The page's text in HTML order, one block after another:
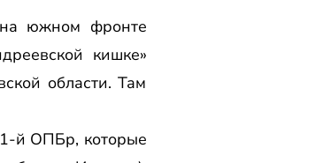
на южном фронте
кишке»
области. Там
й ОПБр, которые